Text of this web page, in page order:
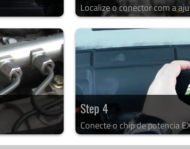
Localize o conector com a
Step 4
Conecte o chip de potencia